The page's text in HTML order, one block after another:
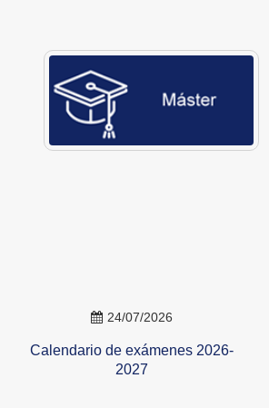
24/07/2026
Calendario de exámenes 2026-
2027